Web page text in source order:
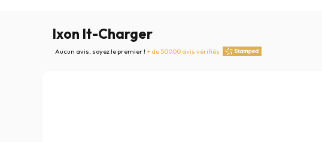
Ixon It-Charger
Aucun avis, soyez le premier ! + de 50000 avis vérifiés